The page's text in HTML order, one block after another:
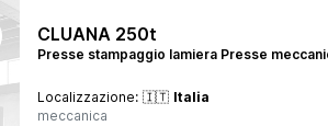
CLUANA 250t
Presse stampaggio lamiera Presse
Localizzazione: 🇮🇹 Italia
meccanica